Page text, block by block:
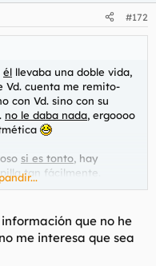
#172
él llevaba una doble vida,
Vd. cuenta me remito-
con Vd. sino con su
no le daba nada, ergoooo
si es tonto, hay
tan fácilmente.
Vd. muy bien que
que no he
me interesa que sea